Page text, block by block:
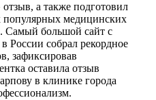
а также подготовил
медицинских
Самый большой сайт с
России собрал рекордное
зафиксировав
оставила отзыв
в клинике города